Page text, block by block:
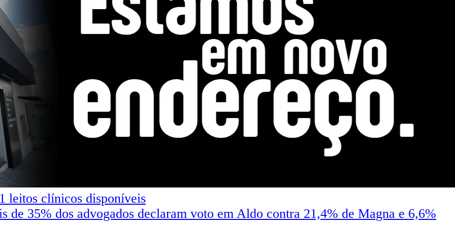
leitos clínicos disponíveis
35% dos advogados declaram voto em Aldo contra 21,4% de Magna e 6,6%